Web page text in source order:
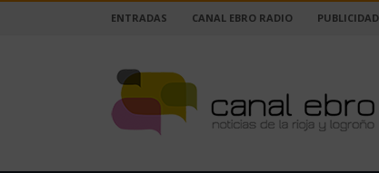
ENTRADAS CANAL EBRO RADIO PUBLICIDAD